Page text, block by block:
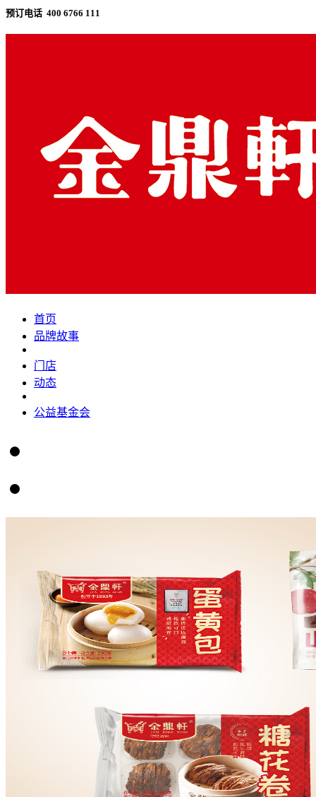
预订电话 400 6766 111
首页
品牌故事
门店
动态
公益基金会